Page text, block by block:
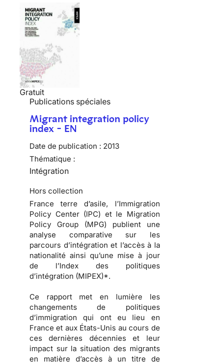
Gratuit
Publications spéciales
Migrant integration policy
index - EN
Date de publication : 2013
Thématique :
Intégration
Hors collection
France terre d’asile, l’Immigration
Policy Center (IPC) et le Migration
Policy Group (MPG) publient une
analyse comparative sur les
parcours d’intégration et l’accès à la
nationalité ainsi qu’une mise à jour
de l’Index des politiques
d’intégration (MIPEX)*.
Ce rapport met en lumière les
changements de politiques
d’immigration qui ont eu lieu en
France et aux États-Unis au cours de
ces dernières décennies et leur
impact sur la situation des migrants
en matière d’accès à un titre de